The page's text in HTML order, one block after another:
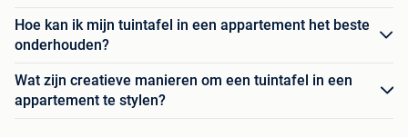
Hoe kan ik mijn tuintafel in een appartement het beste
onderhouden?
Wat zijn creatieve manieren om een tuintafel in een
appartement te stylen?